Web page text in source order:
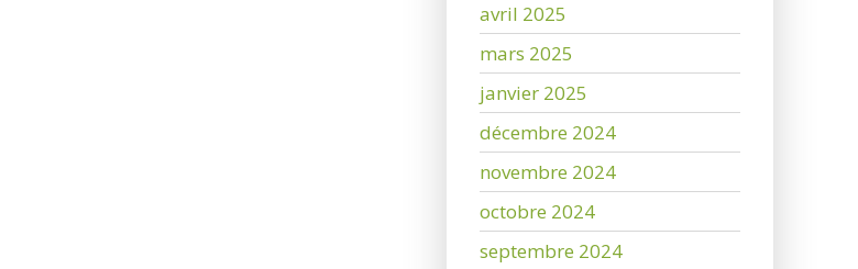
avril 2025
mars 2025
janvier 2025
décembre 2024
novembre 2024
octobre 2024
septembre 2024